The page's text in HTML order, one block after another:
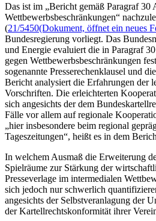
Das ist im „Bericht gemäß Paragraf 30
Wettbewerbsbeschränkungen“
(21/5450(Dokument, öffnet ein neues
Bundesregierung vorliegt. Das
und Energie evaluiert die in Paragraf
gegen Wettbewerbsbeschränkungen
sogenannte Presserechenklausel und
Bericht analysiert die Erfahrungen der
Vorschriften. Die erleichterten
sich angesichts der dem
Fälle vor allem auf regionale
„hier insbesondere beim regional
Tageszeitungen“, heißt es in dem
In welchem Ausmaß die Erweiterung
Spielräume zur Stärkung der
Presseverlage im intermedialen
sich jedoch nur schwerlich
angesichts der Selbstveranlagung der
der Kartellrechtskonformität ihrer